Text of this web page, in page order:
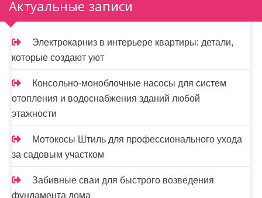
п
и
с
я
м
Актуальные записи
Электрокарниз в интерьере квартиры: детали,
которые создают уют
Консольно-моноблочные насосы для систем
отопления и водоснабжения зданий любой
этажности
Мотокосы Штиль для профессионального ухода
за садовым участком
Забивные сваи для быстрого возведения
фундамента дома